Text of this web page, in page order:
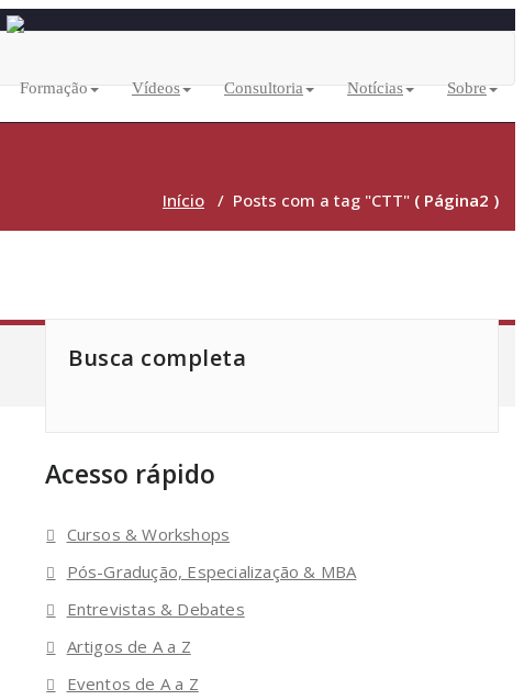
Formação Vídeos Consultoria Notícias Sobre
Início / Posts com a tag "CTT" ( Página2 )
Busca completa
Acesso rápido
Cursos & Workshops
Pós-Gradução, Especialização & MBA
Entrevistas & Debates
Artigos de A a Z
Eventos de A a Z